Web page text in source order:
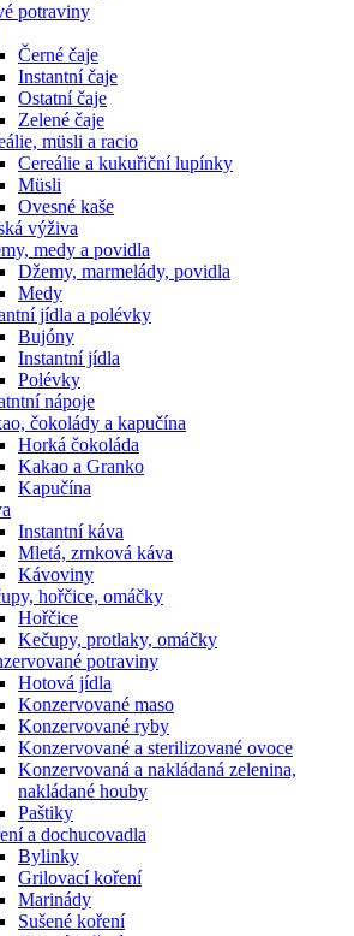
potraviny
Černé čaje
Instantní čaje
Ostatní čaje
Zelené čaje
müsli a racio
Cereálie a kukuřiční lupínky
Müsli
Ovesné kaše
výživa
medy a povidla
Džemy, marmelády, povidla
Medy
jídla a polévky
Bujóny
Instantní jídla
Polévky
nápoje
čokolády a kapučína
Horká čokoláda
Kakao a Granko
Kapučína
Instantní káva
Mletá, zrnková káva
Kávoviny
hořčice, omáčky
Hořčice
Kečupy, protlaky, omáčky
potraviny
Hotová jídla
Konzervované maso
Konzervované ryby
Konzervované a sterilizované ovoce
Konzervovaná a nakládaná zelenina,
nakládané houby
Paštiky
a dochucovadla
Bylinky
Grilovací koření
Marinády
Sušené koření